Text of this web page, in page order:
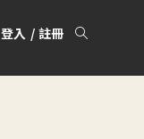
登入 / 註冊